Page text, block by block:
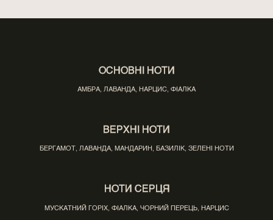
ОСНОВНІ НОТИ
АМБРА, ЛАВАНДА, НАРЦИС, ФІАЛКА
ВЕРХНІ НОТИ
БЕРГАМОТ, ЛАВАНДА, МАНДАРИН, БАЗИЛІК, ЗЕЛЕНІ НОТИ
НОТИ СЕРЦЯ
МУСКАТНИЙ ГОРІХ, ФІАЛКА, ЧОРНИЙ ПЕРЕЦЬ, НАРЦИС